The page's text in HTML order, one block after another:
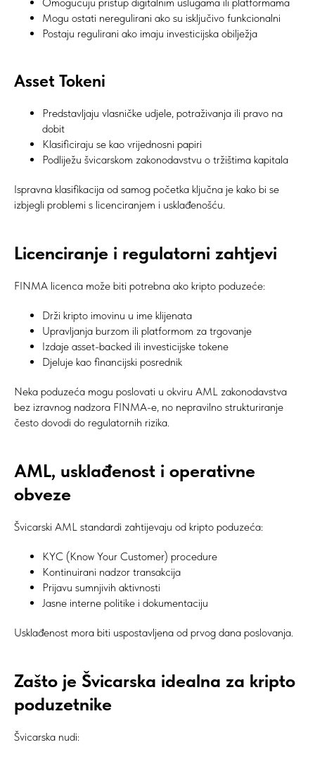
Mogu ostati neregulirani ako su isključivo funkcionalni
Postaju regulirani ako imaju investicijska obilježja
Asset Tokeni
Predstavljaju vlasničke udjele, potraživanja ili pravo na
dobit
Klasificiraju se kao vrijednosni papiri
Podliježu švicarskom zakonodavstvu o tržištima kapitala
Ispravna klasifikacija od samog početka ključna je kako bi se
izbjegli problemi s licenciranjem i usklađenošću.
Licenciranje i regulatorni zahtjevi
FINMA licenca može biti potrebna ako kripto poduzeće:
Drži kripto imovinu u ime klijenata
Upravljanja burzom ili platformom za trgovanje
Izdaje asset-backed ili investicijske tokene
Djeluje kao financijski posrednik
Neka poduzeća mogu poslovati u okviru AML zakonodavstva
bez izravnog nadzora FINMA-e, no nepravilno strukturiranje
često dovodi do regulatornih rizika.
AML, usklađenost i operativne
obveze
Švicarski AML standardi zahtijevaju od kripto poduzeća:
KYC (Know Your Customer) procedure
Kontinuirani nadzor transakcija
Prijavu sumnjivih aktivnosti
Jasne interne politike i dokumentaciju
Usklađenost mora biti uspostavljena od prvog dana poslovanja.
Zašto je Švicarska idealna za kripto
poduzetnike
Švicarska nudi: